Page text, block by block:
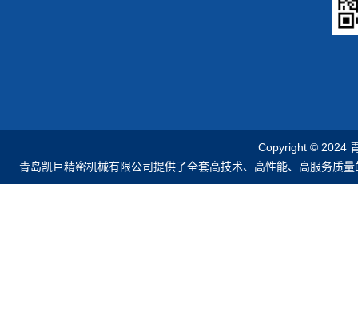
Copyright © 2024
青岛凯巨精密机械有限公司提供了全套高技术、高性能、高服务质